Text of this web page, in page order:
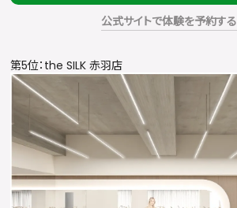
公式サイトで体験を予約する
第5位：the SILK 赤羽店